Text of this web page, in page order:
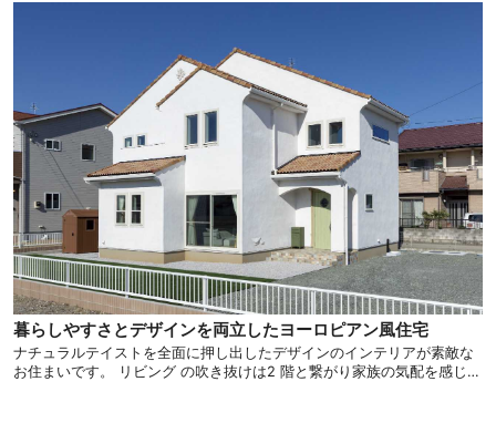
暮らしやすさとデザインを両立したヨーロピアン風住宅
ナチュラルテイストを全面に押し出したデザインのインテリアが素敵な
お住まいです。 リビング の吹き抜けは2 階と繋がり家族の気配を感じつ